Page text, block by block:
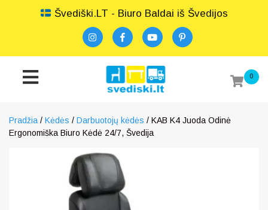
Švediški.LT - Biuro Baldai iš Švedijos
0
Pradžia / Kėdės / Darbuotojų kėdės / KAB K4 Juoda Odinė
Ergonomiška Biuro Kėdė 24/7, Švedija